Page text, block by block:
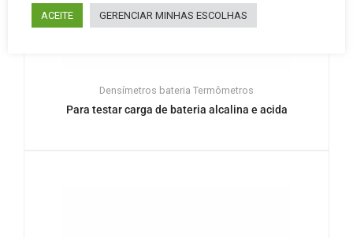
Densímetros bateria Termômetros
Para testar carga de bateria alcalina e acida
ACEITE GERENCIAR MINHAS ESCOLHAS